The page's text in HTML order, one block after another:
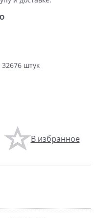
32676 штук
В избранное